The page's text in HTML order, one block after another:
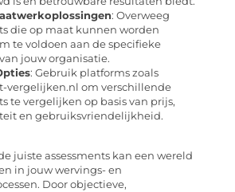
: Overweeg
die op maat kunnen worden
te voldoen aan de specifieke
jouw organisatie.
: Gebruik platforms zoals
vergelijken.nl om verschillende
te vergelijken op basis van prijs,
en gebruiksvriendelijkheid.
juiste assessments kan een wereld
in jouw wervings- en
Door objectieve,